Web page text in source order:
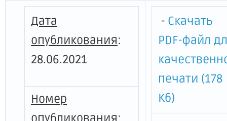
Дата
опубликования:
28.06.2021
Номер
- Скачать
PDF-файл
печати (178
Кб)